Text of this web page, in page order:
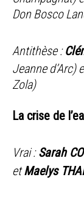
Don Bosco
Antithèse :
Jeanne d’Arc)
Zola)
La crise de
Vrai :Sarah
etMaelys